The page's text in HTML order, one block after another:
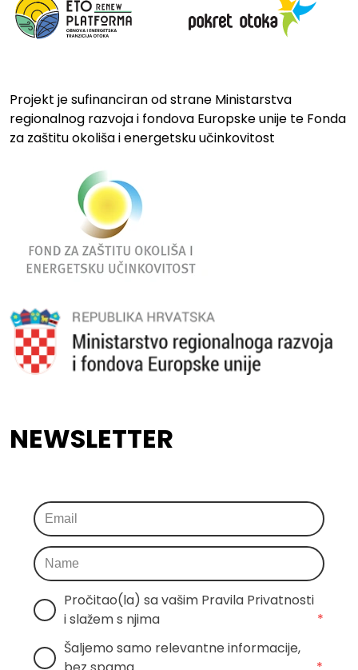
Projekt je sufinanciran od strane Ministarstva
regionalnog razvoja i fondova Europske unije te Fonda
za zaštitu okoliša i energetsku učinkovitost
NEWSLETTER
Pročitao(la) sa vašim Pravila Privatnosti
i slažem s njima
*
Šaljemo samo relevantne informacije,